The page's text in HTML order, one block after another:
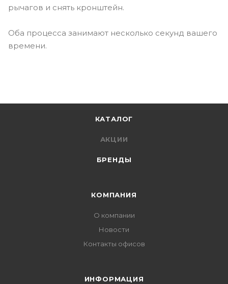
рычагов и снять кронштейн.
Оба процесса занимают несколько секунд вашего
времени.
КАТАЛОГ
АКЦИИ
БРЕНДЫ
КОМПАНИЯ
О компании
Новости
Контакты офисов
ИНФОРМАЦИЯ